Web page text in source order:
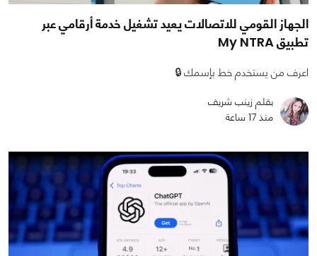
الجهاز القومي للاتصالات يعيد تشغيل خدمة أرقامي عبر
تطبيق My NTRA
اعرف من يستخدم خط بإسمك 🔒
بقلم زينب شريف
منذ 17 ساعة